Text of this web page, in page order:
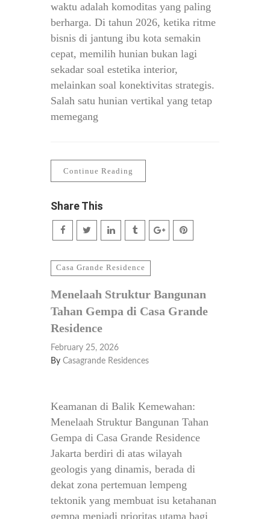
waktu adalah komoditas yang paling
berharga. Di tahun 2026, ketika ritme
bisnis di jantung ibu kota semakin
cepat, memilih hunian bukan lagi
sekadar soal estetika interior,
melainkan soal konektivitas strategis.
Salah satu hunian vertikal yang tetap
memegang
Continue Reading
Share This
Casa Grande Residence
Menelaah Struktur Bangunan
Tahan Gempa di Casa Grande
Residence
February 25, 2026
By Casagrande Residences
Keamanan di Balik Kemewahan:
Menelaah Struktur Bangunan Tahan
Gempa di Casa Grande Residence
Jakarta berdiri di atas wilayah
geologis yang dinamis, berada di
dekat zona pertemuan lempeng
tektonik yang membuat isu ketahanan
gempa menjadi prioritas utama bagi